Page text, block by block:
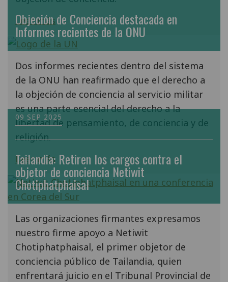
Leer más
Objeción de Conciencia destacada en
Informes recientes de la ONU
Dos informes recientes dentro del sistema
de la ONU han reafirmado que el derecho a
la objeción de conciencia al servicio militar
es una parte esencial del derecho a la
libertad de pensamiento, de conciencia y de
religión.
Leer más
09 SEP 2025
Tailandia: Retiren los cargos contra el
objetor de conciencia Netiwit
Chotiphatphaisal
Las organizaciones firmantes expresamos
nuestro firme apoyo a Netiwit
Chotiphatphaisal, el primer objetor de
conciencia público de Tailandia, quien
enfrentará juicio en el Tribunal Provincial de